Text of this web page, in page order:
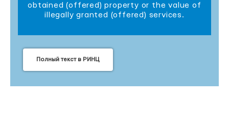
obtained (offered) property or the value of
illegally granted (offered) services.
Полный текст в РИНЦ